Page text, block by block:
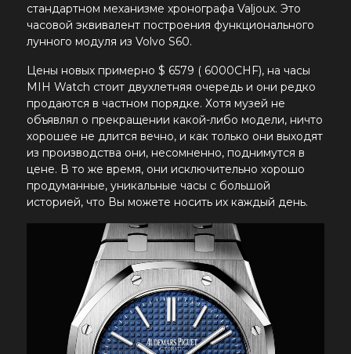
стандартном механизме хронографа Valjoux. Это
часовой эквивалент построения функционального
лунного модуля из Volvo S60.
Цены новых примерно $ 6579 ( 6000CHF), на часы
MIH Watch стоит двухлетняя очередь и они редко
продаются в частном порядке. Хотя музей не
объявлял о прекращении какой-либо модели, ничто
хорошее не длится вечно, и как только они выходят
из производства они, несомненно, поднимутся в
цене. В то же время, они исключительно хорошо
продуманные, уникальные часы с большой
историей, что Вы можете носить их каждый день.